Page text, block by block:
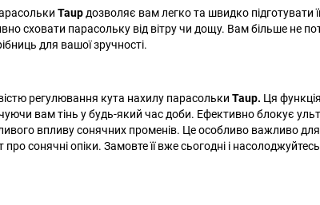
Taup дозволяє вам легко та швидко підготувати
сховати парасольку від вітру чи дощу. Вам більше не
для вашої зручності.
регулювання кута нахилу парасольки Taup. Ця
вам тінь у будь-який час доби. Ефективно блокує
впливу сонячних променів. Це особливо важливо
сонячні опіки. Замовте її вже сьогодні і